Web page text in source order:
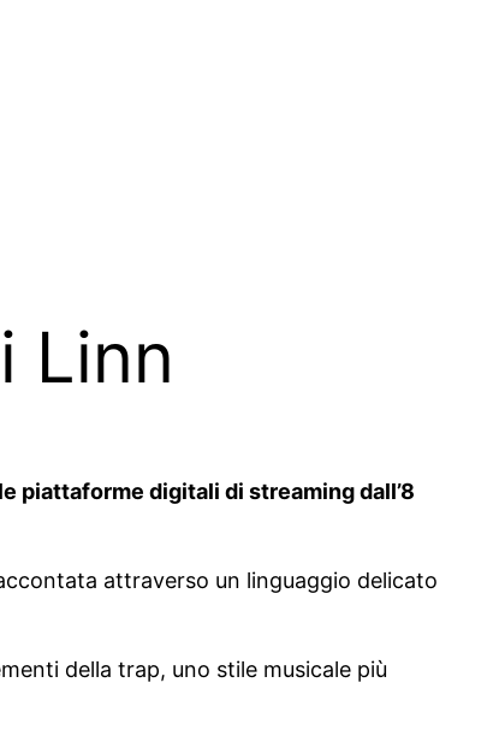
Linn
piattaforme digitali di streaming dall’8
attraverso un linguaggio delicato
della trap, uno stile musicale più